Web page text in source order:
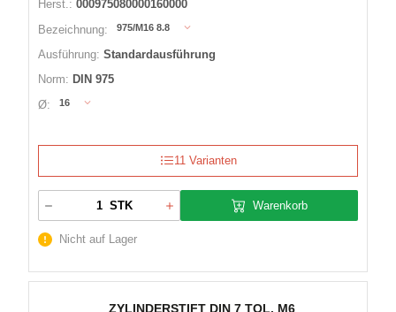
Herst.: 000975080000160000
Bezeichnung:
975/M16 8.8
Ausführung: Standardausführung
Norm: DIN 975
Ø:
16
11 Varianten
STK Warenkorb
Nicht auf Lager
ZYLINDERSTIFT DIN 7 TOL. M6